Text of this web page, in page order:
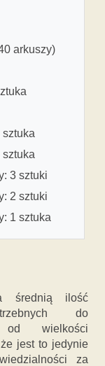
arkuszy)
3 sztuki
2 sztuki
1 sztuka
średnią ilość
do
od wielkości
jest to jedynie
za